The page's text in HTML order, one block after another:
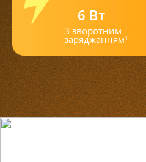
З зворотним
заряджанням¹
6 Вт